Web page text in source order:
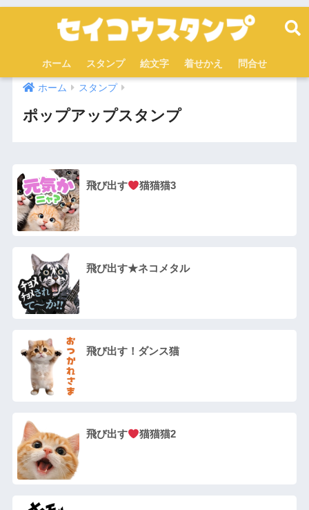
ホーム スタンプ 絵文字 着せかえ 問合せ
ホーム スタンプ
ポップアップスタンプ
飛び出す 猫猫猫3
飛び出す★ネコメタル
飛び出す！ダンス猫
飛び出す 猫猫猫2